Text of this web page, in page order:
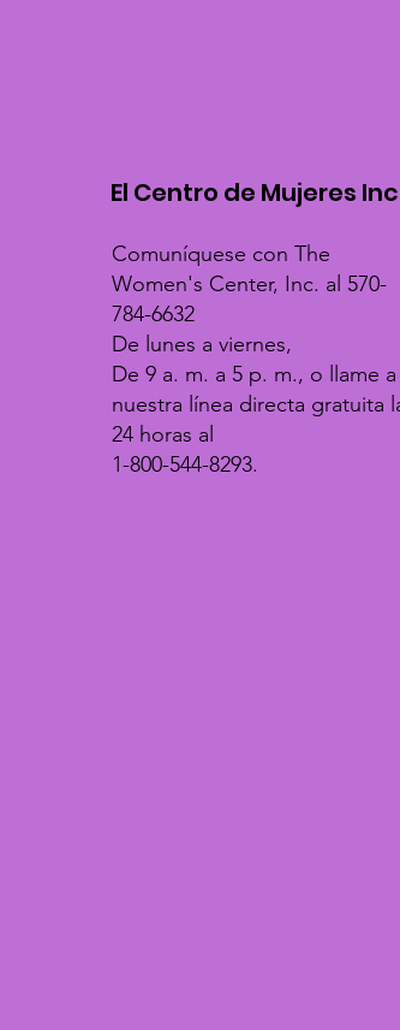
El Centro de Mujeres
Comuníquese con The
Women's Center, Inc. al 570-
784-6632
De lunes a viernes,
De 9 a. m. a 5 p. m., o llame a
nuestra línea directa gratuita
24 horas al
1-800-544-8293.